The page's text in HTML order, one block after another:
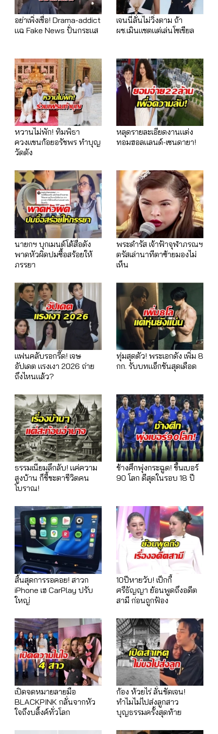
อย่าเพิ่งเชื่อ! Drama-addict
แฉ Fake News ปั่นกระแส
เจนนี่ลั่นไม่วิ่งตาม ถ้า
ผช.เมินแชตแต่เล่นโซเชียล
หวานไม่พัก! ทิมพิธา
ควงแขนก้อยอรัชพร ทำบุญ
วัดดัง
หลุดรายละเอียดงานแต่ง
ทอมฮอลแลนด์-เซนดายา!
นายกฯ บุกเมนต์โต้สื่อดัง
พาดหัวผิดปมซื้อสร้อยให้
ภรรยา
พระดำรัส เจ้าฟ้าจุฬาภรณฯ
ตรัสเล่านาทีตาซ้ายมองไม่
เห็น
แฟนคลับรอกรี๊ด! เจษ
อัปเดต แรงเงา 2026 ถ่าย
ถึงไหนแล้ว?
ทุ่มสุดตัว! พระเอกดัง เพิ่ม 8
กก. รับบทแอ็กชันสุดเดือด
ธรรมเนียมลึกลับ! แค่ความ
สูงบ้าน ก็ชี้ชะตาชีวิตคน
โบราณ!
ช้างศึกพุ่งกระฉูด! ขึ้นเบอร์
90 โลก ดีสุดในรอบ 18 ปี
สิ้นสุดการรอคอย! สาวก
iPhone เฮ CarPlay ปรับ
ใหญ่
10ปีหายวับ! เป็กกี้
ศรีธัญญา ย้อนพูดถึงอดีต
สามี ก่อนถูกฟ้อง
เปิดจดหมายลายมือ
BLACKPINK กลั่นจากหัว
ใจถึงบลิ้งค์ทั่วโลก
ก้อง ห้วยไร่ ลั่นชัดเจน!
ทำไมไม่ไปส่งลูกสาว
บุญธรรมครั้งสุดท้าย